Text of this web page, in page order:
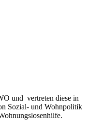
und vertreten diese in
Sozial- und Wohnpolitik